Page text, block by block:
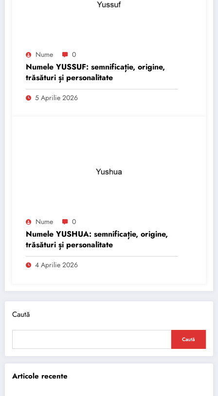
Nume 0
Numele YUSSUF: semnificație, origine,
trăsături și personalitate
5 Aprilie 2026
Nume 0
Numele YUSHUA: semnificație, origine,
trăsături și personalitate
4 Aprilie 2026
Caută
Caută
Articole recente